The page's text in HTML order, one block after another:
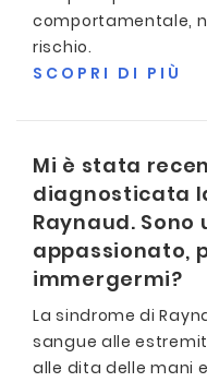
comportamentale,
rischio.
SCOPRI DI PIÙ
Mi è stata
diagnosticata
Raynaud. Sono
appassionato,
immergermi?
La sindrome di
sangue alle
alle dita delle mani